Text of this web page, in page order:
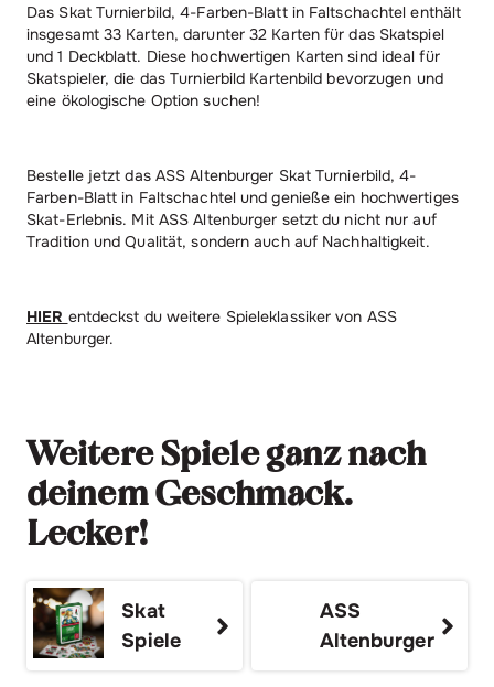
Das Skat Turnierbild, 4-Farben-Blatt in Faltschachtel enthält
insgesamt 33 Karten, darunter 32 Karten für das Skatspiel
und 1 Deckblatt. Diese hochwertigen Karten sind ideal für
Skatspieler, die das Turnierbild Kartenbild bevorzugen und
eine ökologische Option suchen!
Bestelle jetzt das ASS Altenburger Skat Turnierbild, 4-
Farben-Blatt in Faltschachtel und genieße ein hochwertiges
Skat-Erlebnis. Mit ASS Altenburger setzt du nicht nur auf
Tradition und Qualität, sondern auch auf Nachhaltigkeit.
HIER entdeckst du weitere Spieleklassiker von ASS
Altenburger.
Weitere Spiele ganz nach
deinem Geschmack.
Lecker!
Skat
Spiele
ASS
Altenburger